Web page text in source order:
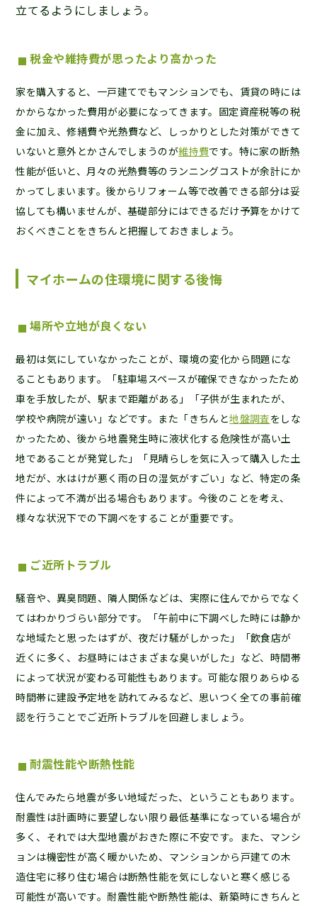
立てるようにしましょう。
税金や維持費が思ったより高かった
家を購入すると、一戸建てでもマンションでも、賃貸の時には
かからなかった費用が必要になってきます。固定資産税等の税
金に加え、修繕費や光熱費など、しっかりとした対策ができて
いないと意外とかさんでしまうのが維持費です。特に家の断熱
性能が低いと、月々の光熱費等のランニングコストが余計にか
かってしまいます。後からリフォーム等で改善できる部分は妥
協しても構いませんが、基礎部分にはできるだけ予算をかけて
おくべきことをきちんと把握しておきましょう。
マイホームの住環境に関する後悔
場所や立地が良くない
最初は気にしていなかったことが、環境の変化から問題にな
ることもあります。「駐車場スペースが確保できなかったため
車を手放したが、駅まで距離がある」「子供が生まれたが、
学校や病院が遠い」などです。また「きちんと地盤調査をしな
かったため、後から地震発生時に液状化する危険性が高い土
地であることが発覚した」「見晴らしを気に入って購入した土
地だが、水はけが悪く雨の日の湿気がすごい」など、特定の条
件によって不満が出る場合もあります。今後のことを考え、
様々な状況下での下調べをすることが重要です。
ご近所トラブル
騒音や、異臭問題、隣人関係などは、実際に住んでからでなく
てはわかりづらい部分です。「午前中に下調べした時には静か
な地域たと思ったはずが、夜だけ騒がしかった」「飲食店が
近くに多く、お昼時にはさまざまな臭いがした」など、時間帯
によって状況が変わる可能性もあります。可能な限りあらゆる
時間帯に建設予定地を訪れてみるなど、思いつく全ての事前確
認を行うことでご近所トラブルを回避しましょう。
耐震性能や断熱性能
住んでみたら地震が多い地域だった、ということもあります。
耐震性は計画時に要望しない限り最低基準になっている場合が
多く、それでは大型地震がおきた際に不安です。また、マンシ
ョンは機密性が高く暖かいため、マンションから戸建ての木
造住宅に移り住む場合は断熱性能を気にしないと寒く感じる
可能性が高いです。耐震性能や断熱性能は、新築時にきちんと